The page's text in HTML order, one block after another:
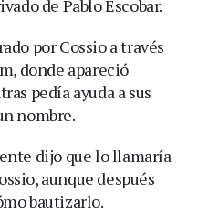
de Pablo Escobar.
por Cossio a través
donde apareció
pedía ayuda a sus
nombre.
dijo que lo llamaría
aunque después
bautizarlo.